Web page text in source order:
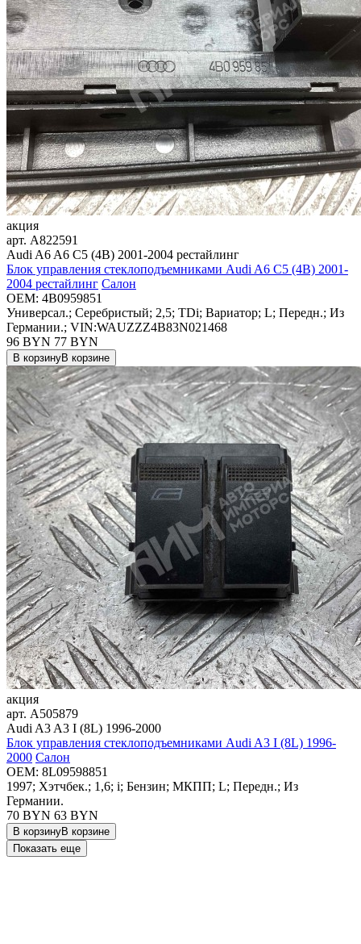
акция
арт. A822591
Audi A6 A6 C5 (4B) 2001-2004 рестайлинг
Блок управления стеклоподъемниками Audi A6 C5 (4B) 2001-
2004 рестайлинг Салон
OEM: 4B0959851
Универсал.; Серебристый; 2,5; TDi; Вариатор; L; Передн.; Из
Германии.; VIN:WAUZZZ4B83N021468
96 BYN 77 BYN
В корзинуВ корзине
акция
арт. A505879
Audi A3 A3 I (8L) 1996-2000
Блок управления стеклоподъемниками Audi A3 I (8L) 1996-
2000 Салон
OEM: 8L09598851
1997; Хэтчбек.; 1,6; i; Бензин; МКПП; L; Передн.; Из
Германии.
70 BYN 63 BYN
В корзинуВ корзине
Показать еще